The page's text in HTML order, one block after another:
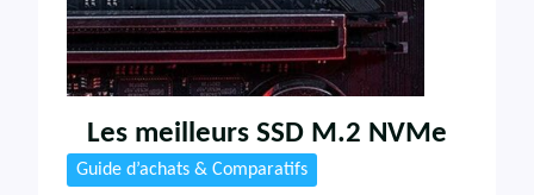
Les meilleurs SSD M.2 NVMe
Guide d’achats & Comparatifs